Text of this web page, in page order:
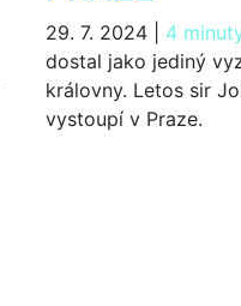
29. 7. 2024 4
dostal jako jediný
královny. Letos sir
vystoupí v Praze.